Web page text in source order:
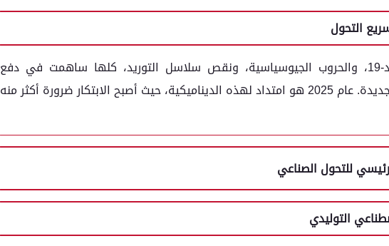
الأزمات العالمية مثل جائحة كوفيد-19، والحروب الجيوسياسية، ونقص سلاسل التوريد، كلها ساهمت في دفع
الشركات الصناعية نحو تبني تقنيات جديدة. عام 2025 هو امتداد لهذه الديناميكية، حيث أصبح الابتكار ضرورة أكثر منه
للتحول الصناعي